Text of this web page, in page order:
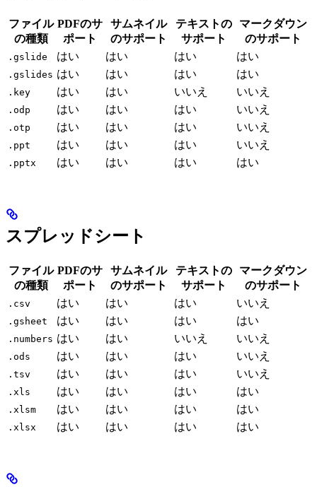
ファイル
の種類
PDFのサ
ポート
サムネイル
のサポート
テキストの
サポート
マークダウン
のサポート
.gslide はい はい はい はい
.gslides はい はい はい はい
.key はい はい いいえ いいえ
.odp はい はい はい いいえ
.otp はい はい はい いいえ
.ppt はい はい はい いいえ
.pptx はい はい はい はい
スプレッドシート
ファイル
の種類
PDFのサ
ポート
サムネイル
のサポート
テキストの
サポート
マークダウン
のサポート
.csv はい はい はい いいえ
.gsheet はい はい はい はい
.numbers はい はい いいえ いいえ
.ods はい はい はい いいえ
.tsv はい はい はい いいえ
.xls はい はい はい はい
.xlsm はい はい はい はい
.xlsx はい はい はい はい